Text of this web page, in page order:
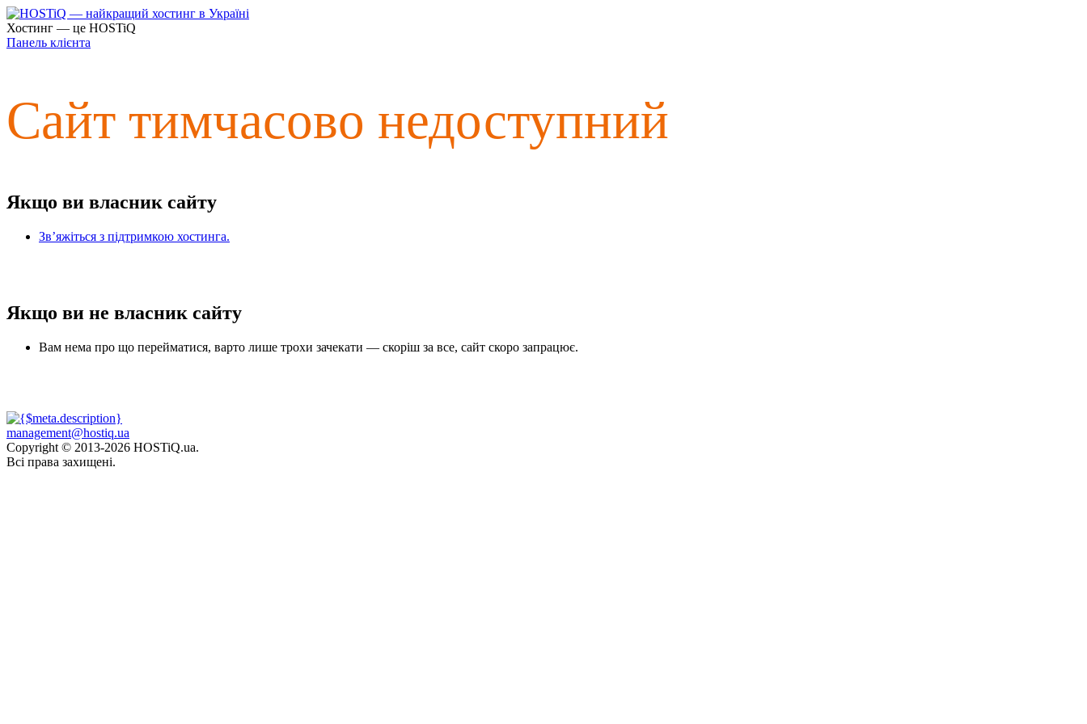
Хостинг — це HOSTiQ
Панель клієнта
Сайт тимчасово недоступний
Якщо ви власник сайту
Зв’яжіться з підтримкою хостинга.
Якщо ви не власник сайту
Вам нема про що перейматися, варто лише трохи зачекати — скоріш за все, сайт скоро запрацює.
management@hostiq.ua
Copyright © 2013-2026 HOSTiQ.ua.
Всі права захищені.